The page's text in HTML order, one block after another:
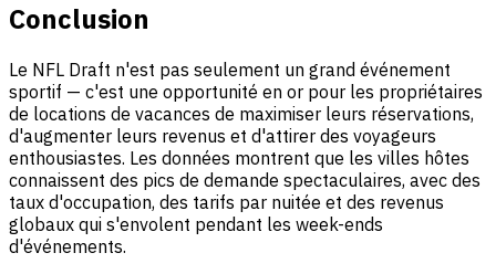
Conclusion
Le NFL Draft n'est pas seulement un grand événement
sportif — c'est une opportunité en or pour les propriétaires
de locations de vacances de maximiser leurs réservations,
d'augmenter leurs revenus et d'attirer des voyageurs
enthousiastes. Les données montrent que les villes hôtes
connaissent des pics de demande spectaculaires, avec des
taux d'occupation, des tarifs par nuitée et des revenus
globaux qui s'envolent pendant les week-ends
d'événements.